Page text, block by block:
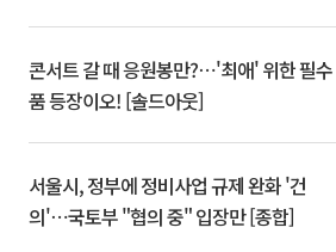
콘서트 갈 때 응원봉만?⋯'최애' 위한 필수
품 등장이오! [솔드아웃]
서울시, 정부에 정비사업 규제 완화 '건
의'⋯국토부 "협의 중" 입장만 [종합]